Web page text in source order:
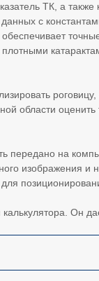
ТК, а
с
области оценить
передано на
изображения и
Он